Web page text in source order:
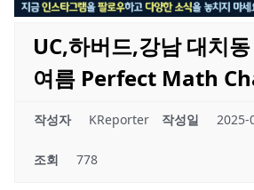
UC,하버드,강남 대치
여름 Perfect Math
작성자 KReporter 작성일 2025-
조회 778